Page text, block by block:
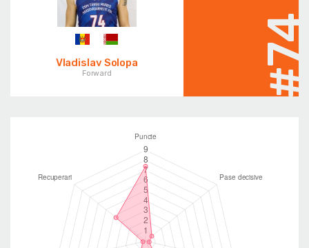
Vladislav Solopa
Forward